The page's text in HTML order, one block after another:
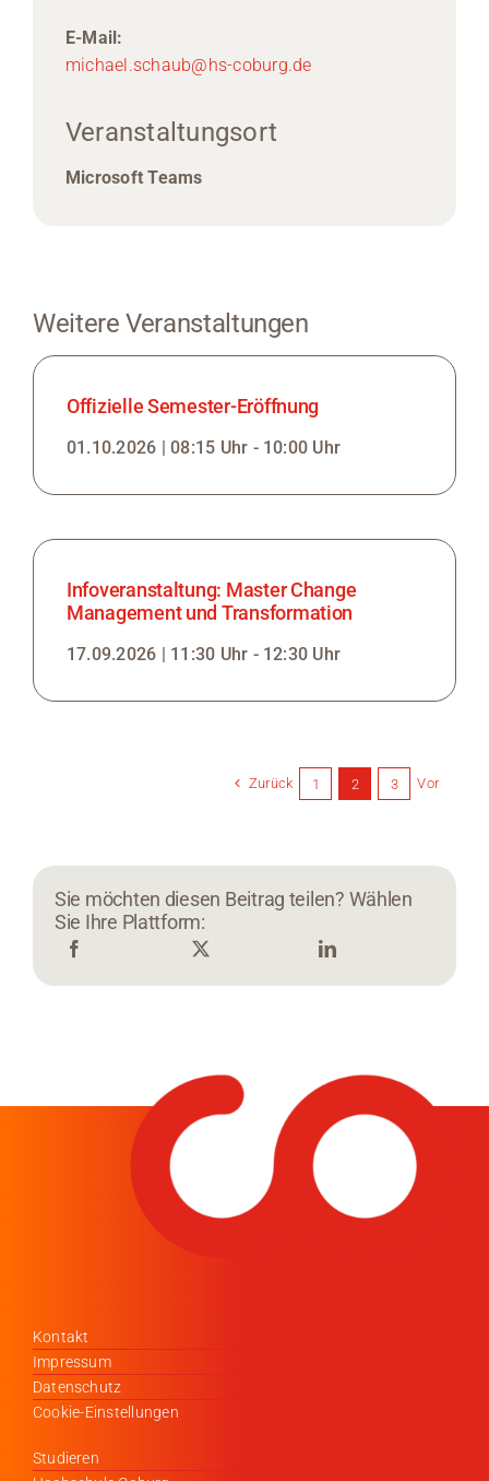
E-Mail:
michael.schaub@hs-coburg.de
Veranstaltungsort
Microsoft Teams
Weitere Veranstaltungen
Offizielle Semester-Eröffnung
01.10.2026 | 08:15 Uhr - 10:00 Uhr
Infoveranstaltung: Master Change
Management und Transformation
17.09.2026 | 11:30 Uhr - 12:30 Uhr
Zurück 1 2 3 Vor
Sie möchten diesen Beitrag teilen? Wählen
Sie Ihre Plattform:
Kontakt
Impressum
Datenschutz
Cookie-Einstellungen
Studieren